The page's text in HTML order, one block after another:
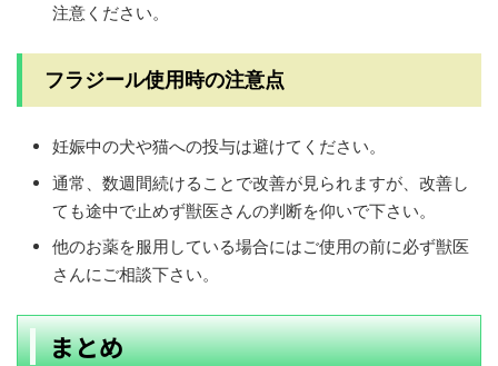
注意ください。
フラジール使用時の注意点
妊娠中の犬や猫への投与は避けてください。
通常、数週間続けることで改善が見られますが、改善し
ても途中で止めず獣医さんの判断を仰いで下さい。
他のお薬を服用している場合にはご使用の前に必ず獣医
さんにご相談下さい。
まとめ